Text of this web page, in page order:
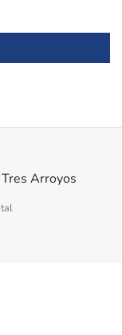
Arroyos